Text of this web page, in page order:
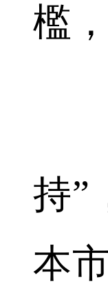
檻
“
持”
本